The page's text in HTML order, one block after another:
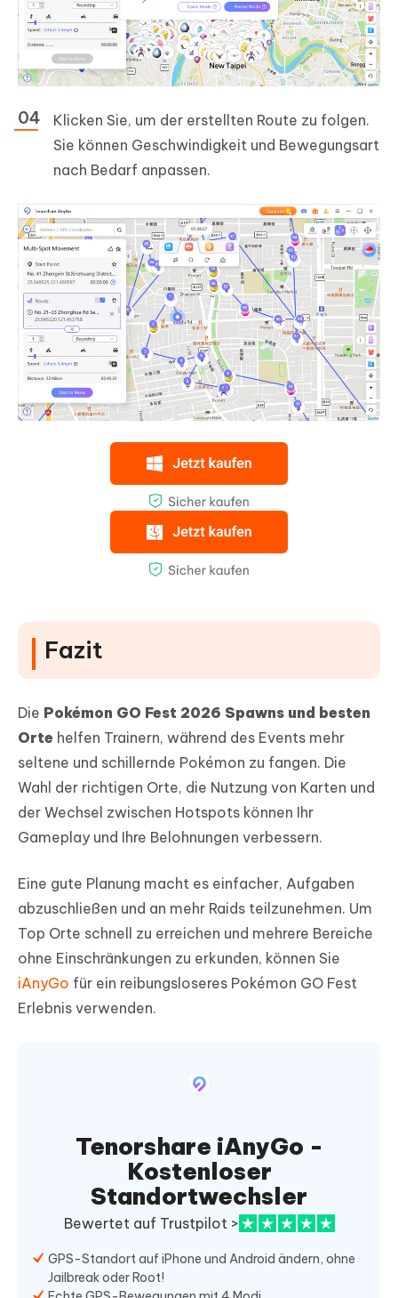
Klicken Sie, um der erstellten Route zu folgen.
Sie können Geschwindigkeit und Bewegungsart
nach Bedarf anpassen.
Fazit
Die Pokémon GO Fest 2026 Spawns und besten
Orte helfen Trainern, während des Events mehr
seltene und schillernde Pokémon zu fangen. Die
Wahl der richtigen Orte, die Nutzung von Karten und
der Wechsel zwischen Hotspots können Ihr
Gameplay und Ihre Belohnungen verbessern.
Eine gute Planung macht es einfacher, Aufgaben
abzuschließen und an mehr Raids teilzunehmen. Um
Top Orte schnell zu erreichen und mehrere Bereiche
ohne Einschränkungen zu erkunden, können Sie
iAnyGo für ein reibungsloseres Pokémon GO Fest
Erlebnis verwenden.
Tenorshare iAnyGo -
Kostenloser
Standortwechsler
Bewertet auf Trustpilot >
GPS-Standort auf iPhone und Android ändern, ohne
Jailbreak oder Root!